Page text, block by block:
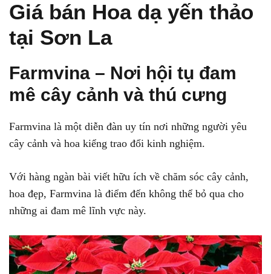
Giá bán Hoa dạ yến thảo
tại Sơn La
Farmvina – Nơi hội tụ đam
mê cây cảnh và thú cưng
Farmvina là một diễn đàn uy tín nơi những người yêu
cây cảnh và hoa kiểng trao đổi kinh nghiệm.
Với hàng ngàn bài viết hữu ích về chăm sóc cây cảnh,
hoa đẹp, Farmvina là điểm đến không thể bỏ qua cho
những ai đam mê lĩnh vực này.